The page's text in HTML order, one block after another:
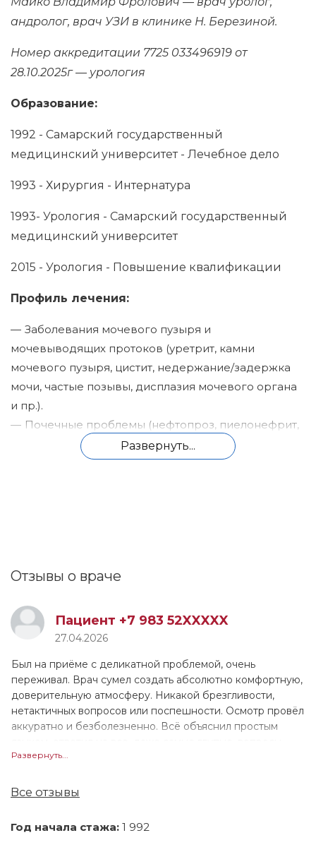
андролог, врач УЗИ в клинике Н. Березиной.
Номер аккредитации 7725 033496919 от
28.10.2025г — урология
Образование:
1992 - Самарский государственный
медицинский университет - Лечебное дело
1993 - Хирургия - Интернатура
1993- Урология - Самарский государственный
медицинский университет
2015 - Урология - Повышение квалификации
Профиль лечения:
Заболевания мочевого пузыря и
мочевыводящих протоков (уретрит, камни
мочевого пузыря, цистит, недержание/задержка
мочи, частые позывы, дисплазия мочевого органа
и пр.).
Почечные проблемы (нефтопроз, пиелонефрит,
гломерулонефрит, гидронефроз и др.).
Патологии мужской системы репродукции
у мужчин, эректильная дисфункция; импотенция
Простатит лечение; аденома простаты лечение;
гипогонадизм у мужчин;
гормональные нарушения у мужчин; дефицит
тестостерона
Удаление доброкачественных новообразований
в интимной зоне
Развернуть...
Отзывы о враче
Пациент +7 983 52XXXXX
27.04.2026
Был на приёме с деликатной проблемой, очень
переживал. Врач сумел создать абсолютно комфортную,
доверительную атмосферу. Никакой брезгливости,
нетактичных вопросов или поспешности. Осмотр провёл
аккуратно и безболезненно. Всё объяснил простым
Назначил минимум обследований, но именно тех,
учётом моих хронических заболеваний и образа жизни.
Развернуть...
Все отзывы
Год начала стажа: 1 992